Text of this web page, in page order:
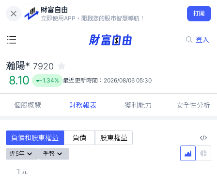
財富自由
立即使用APP，開啟您的股市智慧導航！
打開
登入
8.10
-1.34%
瀚陽* 7920
8.10 -1.34% 最近更新時間： 2026/08/06 05:30
個股概覽 財務報表 獲利能力 安全性分析
負債和股東權益 負債 股東權益
近5年 季報